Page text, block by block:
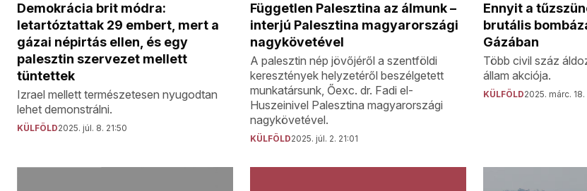
Demokrácia brit módra:
letartóztattak 29 embert, mert a
gázai népirtás ellen, és egy
palesztin szervezet mellett
tüntettek
Izrael mellett természetesen nyugodtan
lehet demonstrálni.
KÜLFÖLD2025. júl. 8. 21:50
Független Palesztina az álmunk –
interjú Palesztina magyarországi
nagykövetével
A palesztin nép jövőjéről a szentföldi
keresztények helyzetéről beszélgetett
munkatársunk, Őexc. dr. Fadi el-
Huszeinivel Palesztina magyarországi
nagykövetével.
KÜLFÖLD2025. júl. 2. 21:01
Ennyit a
brutális
Gázában
Több civil száz
állam akciója.
KÜLFÖLD2025. márc. 18.